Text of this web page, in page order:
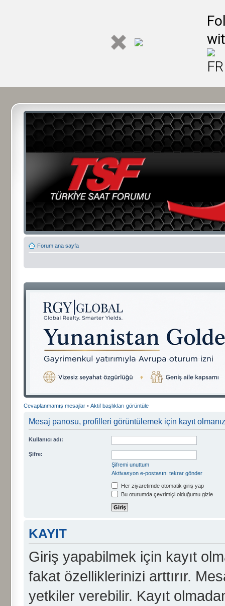
Forum ana sayfa
Cevaplanmamış mesajlar • Aktif başlıkları görüntüle
Mesaj panosu, profilleri görüntülemek için kayıt
Kullanıcı adı:
Şifre:
Şifremi unuttum
Aktivasyon e-postasını tekrar gönder
Her ziyaretimde otomatik giriş yap
Bu oturumda çevrimiçi olduğumu gizle
KAYIT
Giriş yapabilmek için kayıt
fakat özelliklerinizi arttırır.
yetkiler verebilir. Kayıt